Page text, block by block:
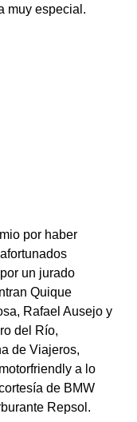
muy especial.
por haber
un jurado
Quique
Rafael Ausejo y
del Río,
de Viajeros,
a lo
de BMW
Repsol.